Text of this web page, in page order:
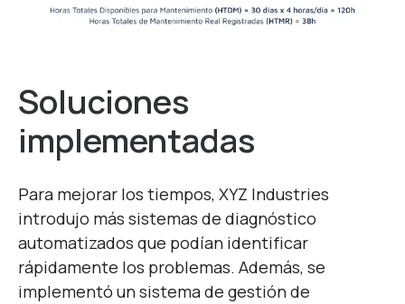
Soluciones
implementadas
Para mejorar los tiempos, XYZ Industries
introdujo más sistemas de diagnóstico
automatizados que podían identificar
rápidamente los problemas. Además, se
implementó un sistema de gestión de